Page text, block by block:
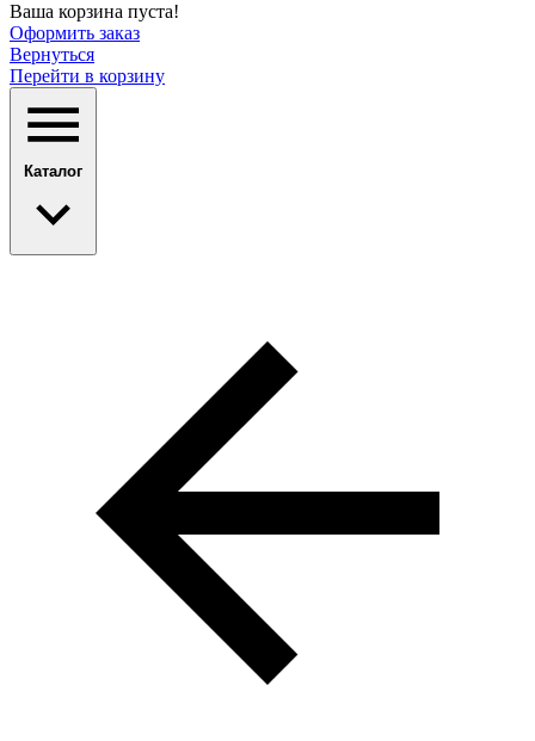
Ваша корзина пуста!
Оформить заказ
Вернуться
Перейти в корзину
Каталог